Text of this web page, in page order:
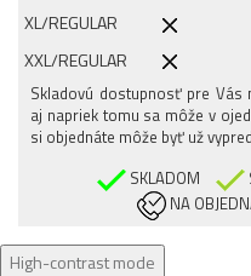
XL/REGULAR
XXL/REGULAR
3XL/REGULAR
Skladovú dostupnosť pre Vás
aj napriek tomu sa môže v
si objednáte môže byť už
SKLADOM
NA
High-contrast mode